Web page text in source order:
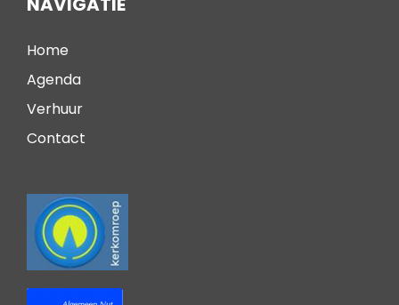
Home
Agenda
Verhuur
Contact